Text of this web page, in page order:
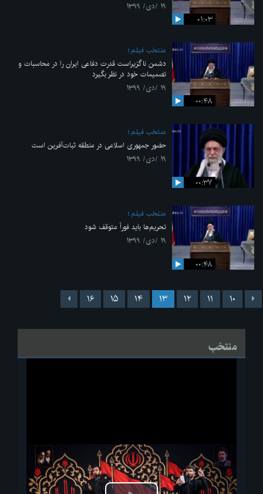
۰۱:۰۳
۱۹ /دی/ ۱۳۹۹
۰۰:۴۸
منتخب فیلم
دشمن ناگزیراست قدرت دفاعی ایران را در محاسبات و
تصمیمات خود در نظر بگیرد
۱۹ /دی/ ۱۳۹۹
۰۰:۳۷
منتخب فیلم
حضور جمهوری اسلامی در منطقه ثبات‌آفرین است
۱۹ /دی/ ۱۳۹۹
۰۰:۴۸
منتخب فیلم
تحریم‌ها باید فوراً متوقف شود
۱۹ /دی/ ۱۳۹۹
۱۰ ۱۱ ۱۲ ۱۳ ۱۴ ۱۵ ۱۶
منتخب